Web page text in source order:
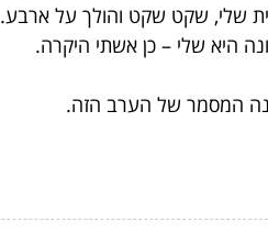
שלי, שקט שקט והולך על ארבע.
היא שלי – כן אשתי היקרה.
המסמר של הערב הזה.